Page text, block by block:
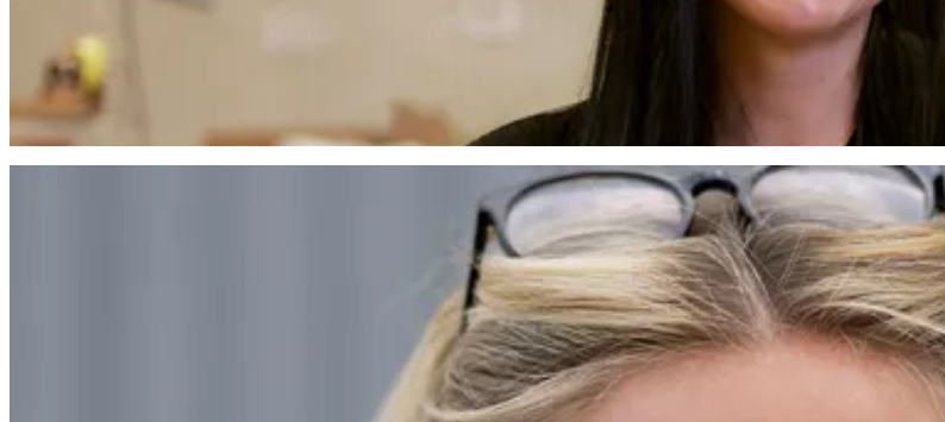
– Att få se en medarbetare slutligen nå sitt mål är det absolut bästa med mitt jobb, säger Jonna Stengel.